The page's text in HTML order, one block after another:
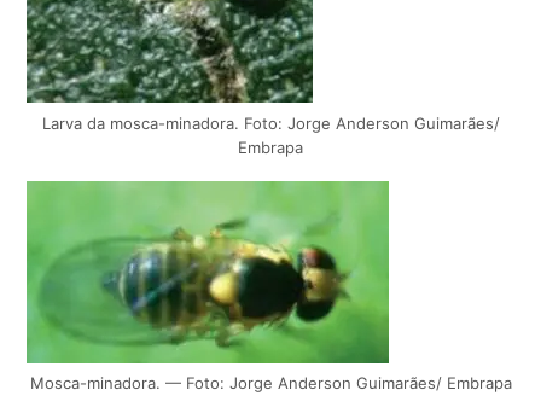
Larva da mosca-minadora. Foto: Jorge Anderson Guimarães/
Embrapa
Mosca-minadora. — Foto: Jorge Anderson Guimarães/ Embrapa